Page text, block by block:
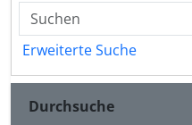
Erweiterte Suche
Durchsuche